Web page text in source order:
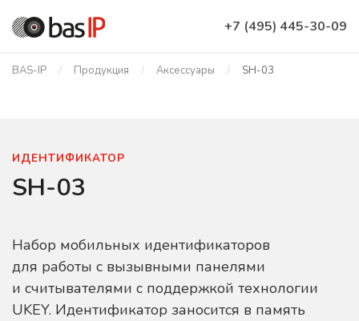
+7 (495) 445-30-09
BAS-IP Продукция Аксессуары SH-03
ИДЕНТИФИКАТОР
SH-03
Набор мобильных идентификаторов
для работы с вызывными панелями
и считывателями с поддержкой технологии
UKEY. Идентификатор заносится в память